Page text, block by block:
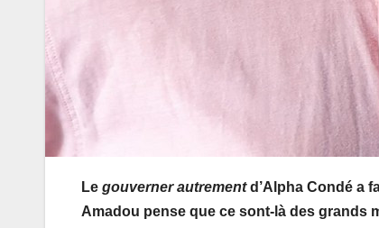
Le gouverner autrementd’Alpha Condé a
Amadou pense que ce sont-là des grands